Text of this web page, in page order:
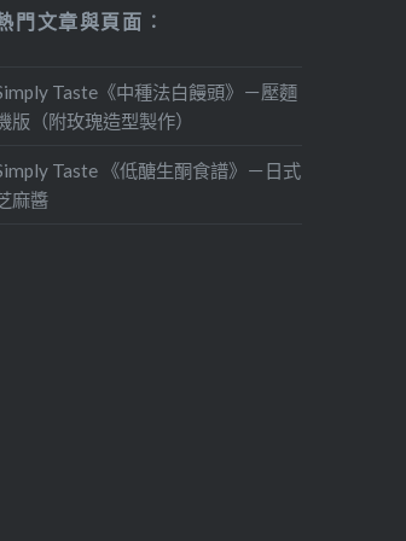
門文章與頁面︰
Taste《中種法白饅頭》－壓麵
版（附玫瑰造型製作）
Taste 《低醣生酮食譜》－日式
麻醬